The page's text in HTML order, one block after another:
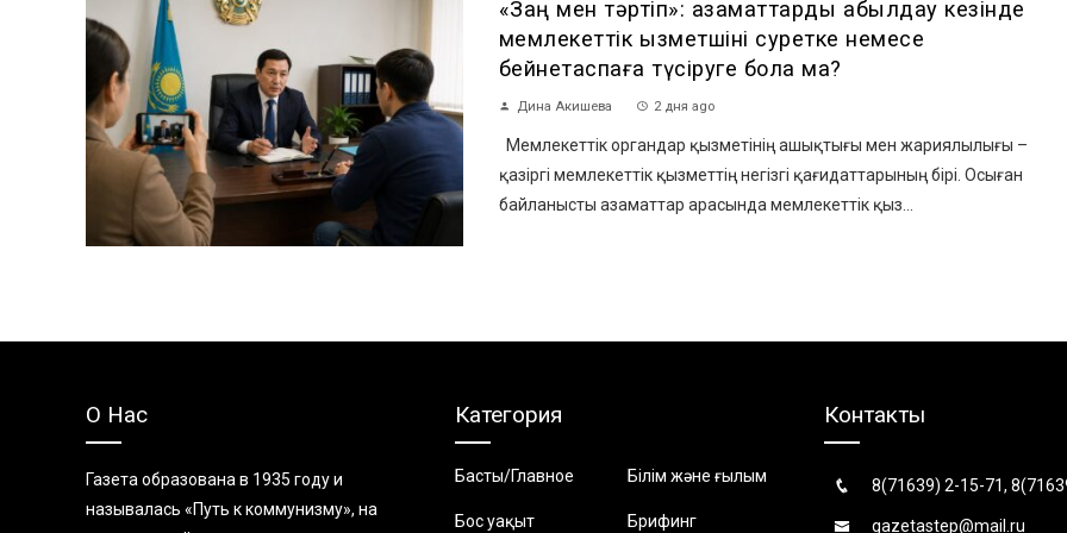
«Заң мен тәртіп»: азаматтарды қабылдау кезінде
мемлекеттік қызметшіні суретке немесе
бейнетаспаға түсіруге бола ма?
Дина Акишева 2 дня ago
Мемлекеттік органдар қызметінің ашықтығы мен жариялылығы –
қазіргі мемлекеттік қызметтің негізгі қағидаттарының бірі. Осыған
байланысты азаматтар арасында мемлекеттік қыз...
О Нас
Газета образована в 1935 году и
называлась «Путь к коммунизму», на
Категория
Басты/Главное Білім және ғылым
Бос уақыт Брифинг
Контакты
8(71639) 2-15-71,
gazetastep@mail.ru